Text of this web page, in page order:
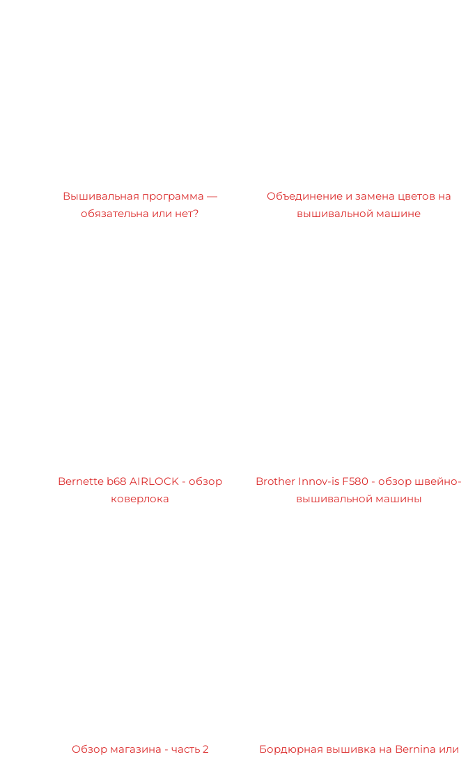
Вышивальная программа —
обязательна или нет?
Объединение и замена цветов на
вышивальной машине
Bernette b68 AIRLOCK - обзор
коверлока
Brother Innov-is F580 - обзор швейно-
вышивальной машины
Обзор магазина - часть 2
Бордюрная вышивка на Bernina или